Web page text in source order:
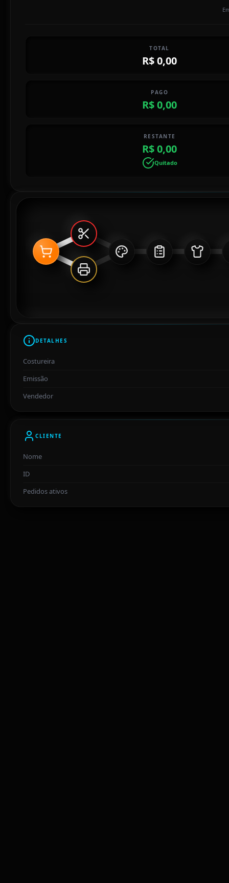
TOTAL
R$ 0,00
PAGO
R$ 0,00
RESTANTE
R$ 0,00
Quitado
DETALHES
Costureira
Emissão
Vendedor
CLIENTE
Nome
ID
Pedidos ativos